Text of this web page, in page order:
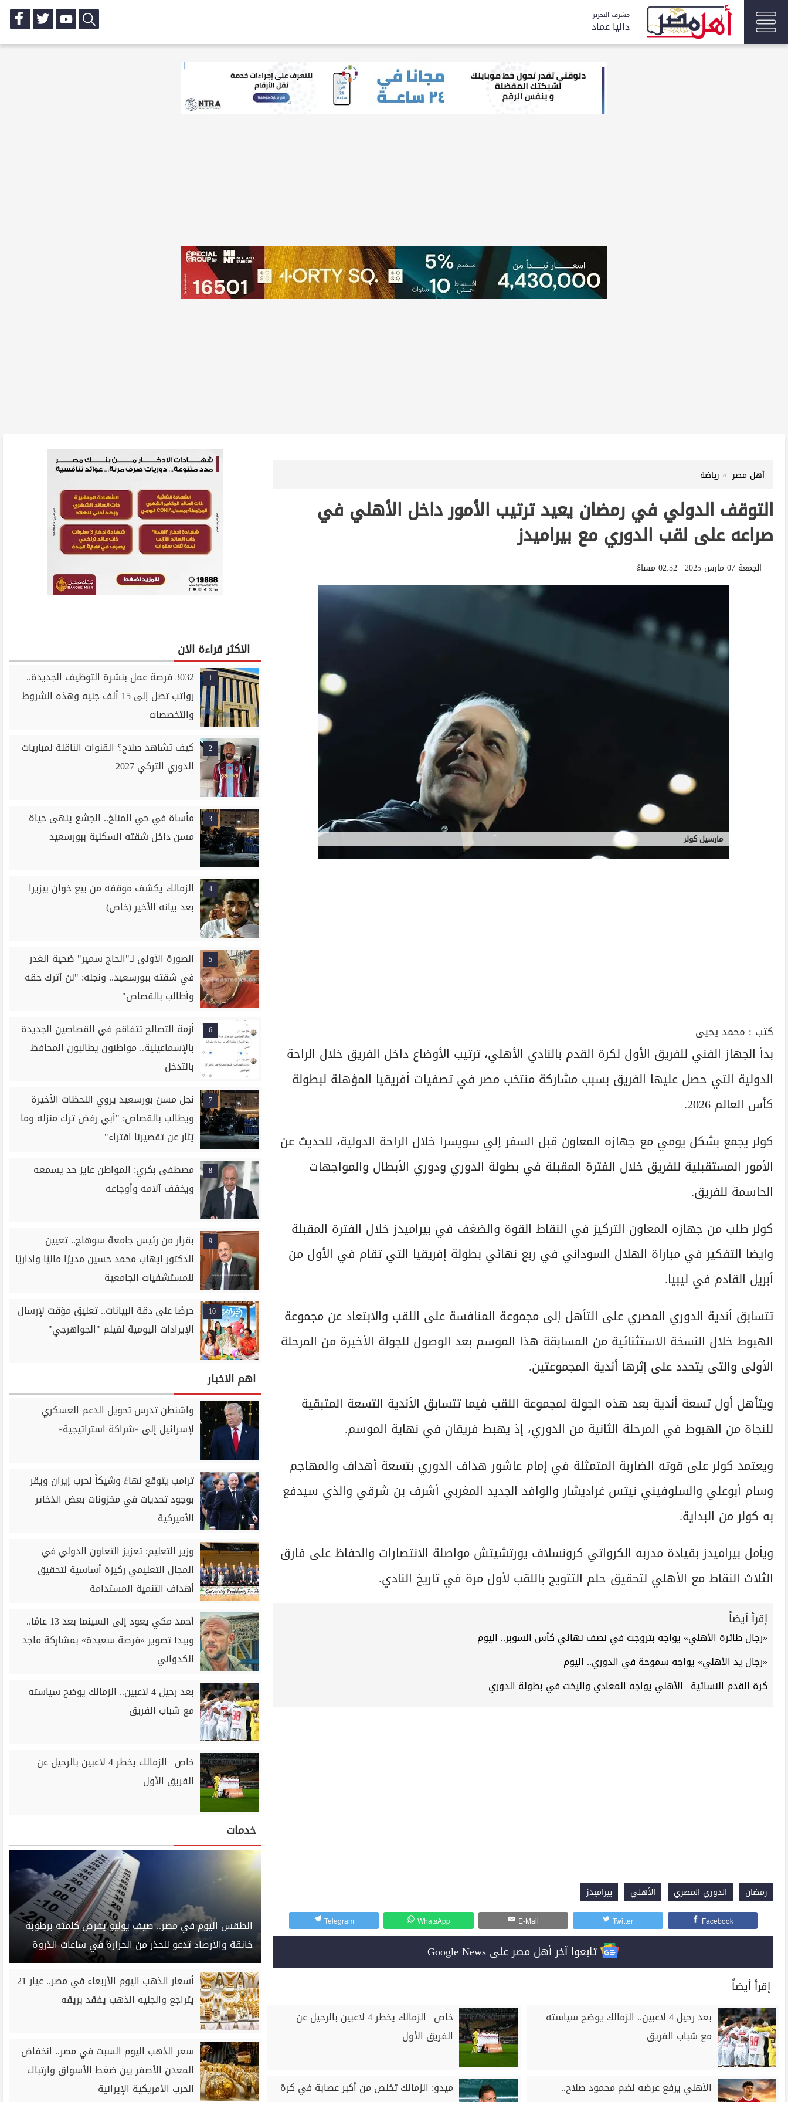
مشرف التحرير
داليا عماد
أهل مصر رياضة
التوقف الدولي في رمضان يعيد ترتيب الأمور داخل الأهلي في
صراعه على لقب الدوري مع بيراميدز
الجمعة 07 مارس 2025 | 02:52 مساءً
مارسيل كولر
كتب : محمد يحيى
بدأ الجهاز الفني للفريق الأول لكرة القدم بالنادي الأهلي، ترتيب الأوضاع داخل الفريق خلال الراحة
الدولية التي حصل عليها الفريق بسبب مشاركة منتخب مصر في تصفيات أفريقيا المؤهلة لبطولة
كأس العالم 2026.
كولر يجمع بشكل يومي مع جهازه المعاون قبل السفر إلي سويسرا خلال الراحة الدولية، للحديث عن
الأمور المستقبلية للفريق خلال الفترة المقبلة في بطولة الدوري ودوري الأبطال والمواجهات
الحاسمة للفريق.
كولر طلب من جهازه المعاون التركيز في النقاط القوة والضغف في بيراميدز خلال الفترة المقبلة
وايضا التفكير في مباراة الهلال السوداني في ربع نهائي بطولة إفريقيا التي تقام في الأول من
أبريل القادم في ليبيا.
تتسابق أندية الدوري المصري على التأهل إلى مجموعة المنافسة على اللقب والابتعاد عن مجموعة
الهبوط خلال النسخة الاستثنائية من المسابقة هذا الموسم بعد الوصول للجولة الأخيرة من المرحلة
الأولى والتى يتحدد على إثرها أندية المجموعتين.
ويتأهل أول تسعة أندية بعد هذه الجولة لمجموعة اللقب فيما تتسابق الأندية التسعة المتبقية
للنجاة من الهبوط في المرحلة الثانية من الدوري، إذ يهبط فريقان في نهاية الموسم.
ويعتمد كولر على قوته الضاربة المتمثلة في إمام عاشور هداف الدوري بتسعة أهداف والمهاجم
وسام أبوعلي والسلوفيني نيتس غراديشار والوافد الجديد المغربي أشرف بن شرقي والذي سيدفع
به كولر من البداية.
ويأمل بيراميدز بقيادة مدربه الكرواتي كرونسلاف يورتشيتش مواصلة الانتصارات والحفاظ على فارق
الثلاث النقاط مع الأهلي لتحقيق حلم التتويج باللقب لأول مرة في تاريخ النادي.
إقرأ أيضاً
«رجال طائرة الأهلي» يواجه بتروجت في نصف نهائي كأس السوبر.. اليوم
«رجال يد الأهلي» يواجه سموحة في الدوري.. اليوم
كرة القدم النسائية | الأهلي يواجه المعادي واليخت في بطولة الدوري
رمضان الدوري المصري الأهلي بيراميدز
Facebook
Twitter
E-Mail
WhatsApp
Telegram
تابعوا آخر أهل مصر على Google News
إقرأ أيضاً
بعد رحيل 4 لاعبين.. الزمالك يوضح سياسته
مع شباب الفريق
خاص | الزمالك يخطر 4 لاعبين بالرحيل عن
الفريق الأول
الأهلي يرفع عرضه لضم محمود صلاح..
ميدو: الزمالك تخلص من أكبر عصابة في كرة
الاكثر قراءة الان
1
3032 فرصة عمل بنشرة التوظيف الجديدة..
رواتب تصل إلى 15 ألف جنيه وهذه الشروط
والتخصصات
2
كيف تشاهد صلاح؟ القنوات الناقلة لمباريات
الدوري التركي 2027
3
مأساة في حي المناخ.. الجشع ينهى حياة
مسن داخل شقته السكنية ببورسعيد
4
الزمالك يكشف موقفه من بيع خوان بيزيرا
بعد بيانه الأخير (خاص)
5
الصورة الأولى لـ"الحاج سمير" ضحية الغدر
في شقته ببورسعيد.. ونجله: "لن أترك حقه
وأطالب بالقصاص"
6
أزمة التصالح تتفاقم في القصاصين الجديدة
بالإسماعيلية.. مواطنون يطالبون المحافظ
بالتدخل
7
نجل مسن بورسعيد يروي اللحظات الأخيرة
ويطالب بالقصاص: "أبي رفض ترك منزله وما
يُثار عن تقصيرنا افتراء"
8
مصطفى بكري: المواطن عايز حد يسمعه
ويخفف آلامه وأوجاعه
9
بقرار من رئيس جامعة سوهاج.. تعيين
الدكتور إيهاب محمد حسين مديرًا ماليًا وإداريًا
للمستشفيات الجامعية
10
حرصًا على دقة البيانات.. تعليق مؤقت لإرسال
الإيرادات اليومية لفيلم "الجواهرجي"
اهم الاخبار
واشنطن تدرس تحويل الدعم العسكري
لإسرائيل إلى «شراكة استراتيجية»
ترامب يتوقع نهاءً وشيكاً لحرب إيران ويقر
بوجود تحديات في مخزونات بعض الذخائر
الأميركية
وزير التعليم: تعزيز التعاون الدولي في
المجال التعليمي ركيزة أساسية لتحقيق
أهداف التنمية المستدامة
أحمد مكي يعود إلى السينما بعد 13 عامًا..
ويبدأ تصوير «فرصة سعيدة» بمشاركة ماجد
الكدواني
بعد رحيل 4 لاعبين.. الزمالك يوضح سياسته
مع شباب الفريق
خاص | الزمالك يخطر 4 لاعبين بالرحيل عن
الفريق الأول
خدمات
الطقس اليوم في مصر.. صيف يوليو يفرض كلمته برطوبة
خانقة والأرصاد تدعو للحذر من الحرارة في ساعات الذروة
أسعار الذهب اليوم الأربعاء في مصر.. عيار 21
يتراجع والجنيه الذهب يفقد بريقه
سعر الذهب اليوم السبت في مصر.. انخفاض
المعدن الأصفر بين ضغط الأسواق وارتباك
الحرب الأمريكية الإيرانية